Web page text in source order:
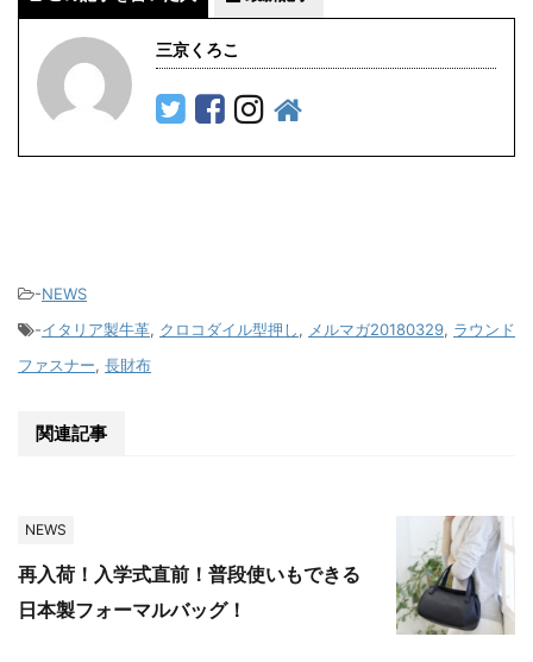
三京くろこ
-NEWS
-イタリア製牛革, クロコダイル型押し, メルマガ20180329, ラウンド
ファスナー, 長財布
関連記事
NEWS
再入荷！入学式直前！普段使いもできる
日本製フォーマルバッグ！